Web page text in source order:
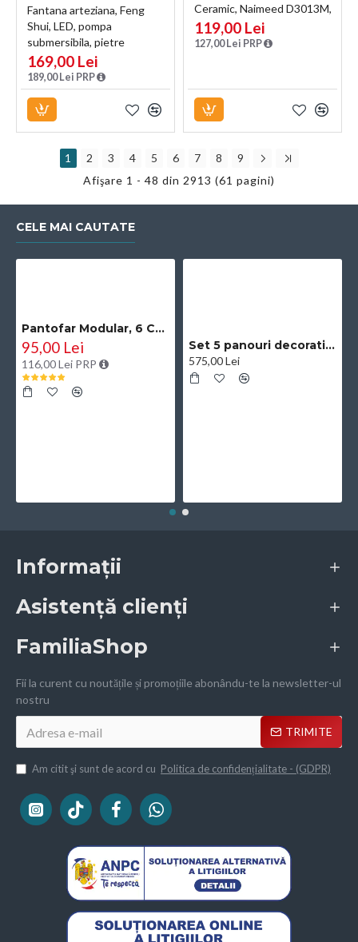
Fantana arteziana, Feng
Shui, LED, pompa
submersibila, pietre
semipretioase si lumini,
Naimeed D3008, Inaltime
23cm
169,00 Lei
189,00 Lei PRP
Ceramic, Naimeed D3013M,
Inaltime 22cm
119,00 Lei
127,00 Lei PRP
1 2 3 4 5 6 7 8
9
Afişare 1 - 48 din 2913 (61 pagini)
CELE MAI CAUTATE
Pantofar Modular, 6 Compartimente, D2660N, Negru
95,00 Lei
116,00 Lei PRP
Set 5 panouri decorative, riflaj, polimer rigid, Naimeed D5504, 270x30x0.5cm, Negru/Auriu
575,00 Lei
Informații
Asistență clienți
FamiliaShop
Fii la curent cu noutățile și promoțiile abonându-te la newsletter-ul
nostru
TRIMITE
Am citit şi sunt de acord cu Politica de confidențialitate - (GDPR)